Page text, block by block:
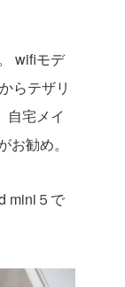
wifiモデ
らテザリ
自宅メイ
勧め。
mini５で